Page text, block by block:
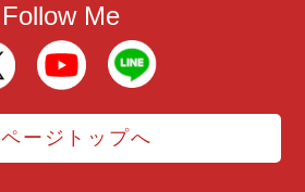
Follow Me
ページトップへ